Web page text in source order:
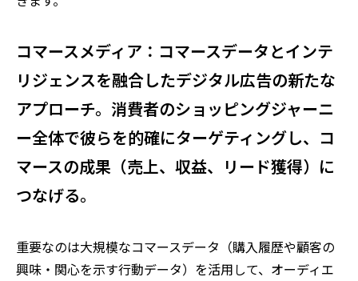
コマースメディア：コマースデータとインテ
リジェンスを融合したデジタル広告の新たな
アプローチ。消費者のショッピングジャーニ
ー全体で彼らを的確にターゲティングし、コ
マースの成果（売上、収益、リード獲得）に
つなげる。
重要なのは大規模なコマースデータ（購入履歴や顧客の
興味・関心を示す行動データ）を活用して、オーディエ